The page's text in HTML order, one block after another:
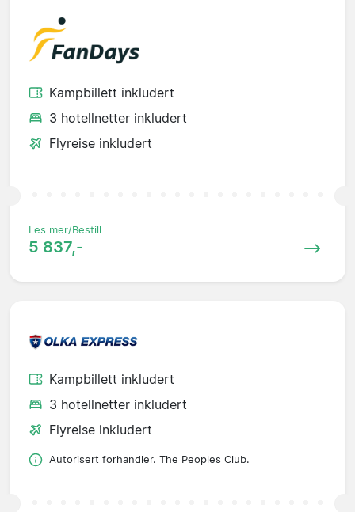
Kampbillett inkludert
3 hotellnetter inkludert
Flyreise inkludert
Les mer/Bestill
5 837,-
Kampbillett inkludert
3 hotellnetter inkludert
Flyreise inkludert
Autorisert forhandler. The Peoples Club.